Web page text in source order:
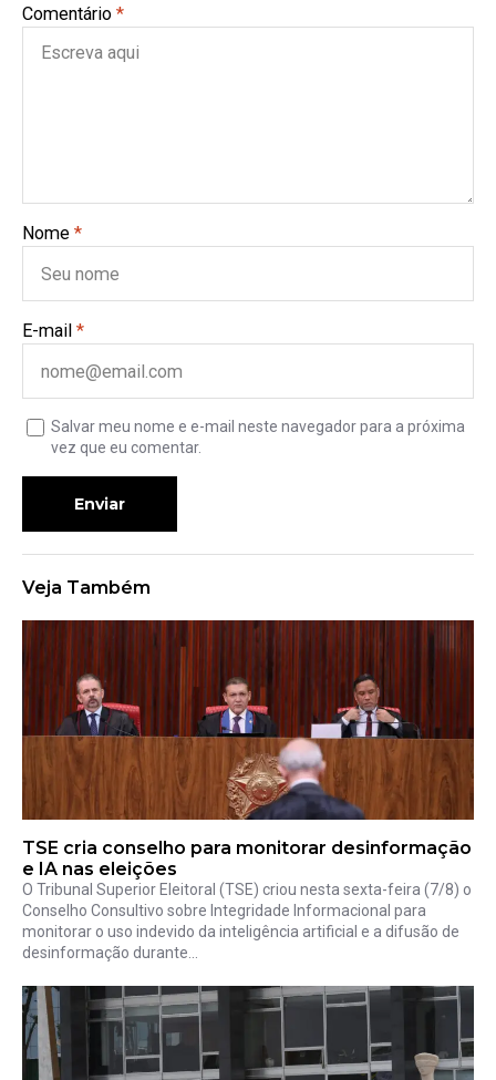
Comentário *
Nome *
E-mail *
Salvar meu nome e e-mail neste navegador para a próxima
vez que eu comentar.
Enviar
Veja Também
TSE cria conselho para monitorar desinformação
e IA nas eleições
O Tribunal Superior Eleitoral (TSE) criou nesta sexta-feira (7/8) o
Conselho Consultivo sobre Integridade Informacional para
monitorar o uso indevido da inteligência artificial e a difusão de
desinformação durante...